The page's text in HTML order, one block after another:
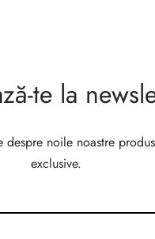
te la
despre noile noastre
exclusive.